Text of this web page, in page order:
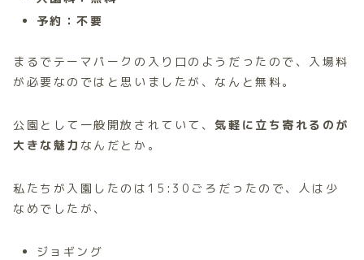
予約：不要
まるでテーマパークの入り口のようだったので、入場料
が必要なのではと思いましたが、なんと無料。
公園として一般開放されていて、気軽に立ち寄れるのが
大きな魅力 なんだとか。
私たちが入園したのは15:30ごろだったので、人は少
なめでしたが、
ジョギング